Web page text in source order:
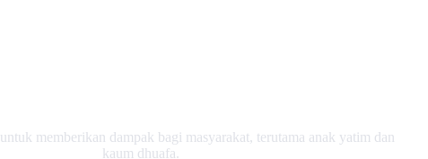
memberikan dampak bagi masyarakat, terutama anak yatim dan
kaum dhuafa.